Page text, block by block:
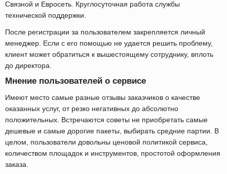
Связной и Евросеть. Круглосуточная работа службы
технической поддержки.
После регистрации за пользователем закрепляется личный
менеджер. Если с его помощью не удается решить проблему,
клиент может обратиться к вышестоящему сотруднику, вплоть
до директора.
Мнение пользователей о сервисе
Имеют место самые разные отзывы заказчиков о качестве
оказанных услуг, от резко негативных до абсолютно
положительных. Встречаются советы не приобретать самые
дешевые и самые дорогие пакеты, выбирать средние партии. В
целом, пользователи довольны ценовой политикой сервиса,
количеством площадок и инструментов, простотой оформления
заказа.